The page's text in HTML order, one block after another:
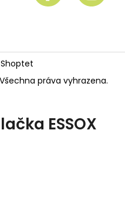
práva vyhrazena.
ESSOX